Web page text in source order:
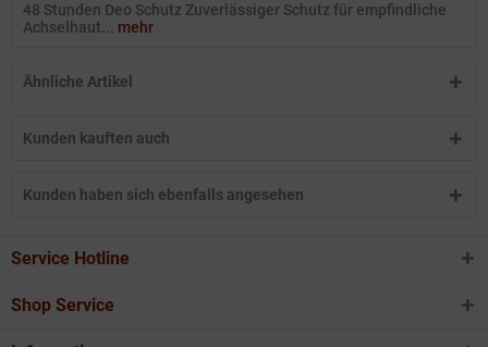
48 Stunden Deo Schutz Zuverlässiger Schutz für empfindliche
Achselhaut... mehr
Ähnliche Artikel
Kunden kauften auch
Kunden haben sich ebenfalls angesehen
Service Hotline
Shop Service